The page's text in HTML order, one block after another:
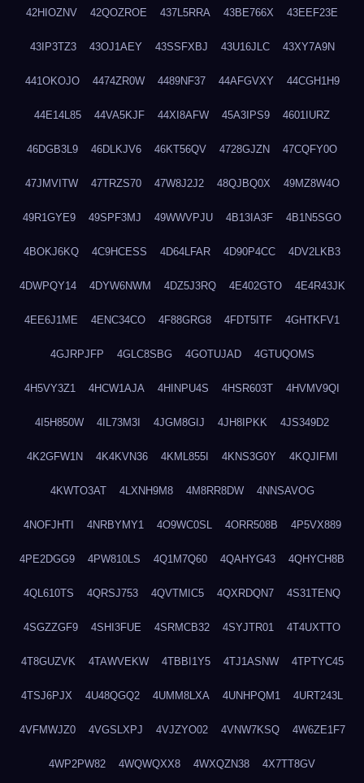
42HIOZNV 42QOZROE 437L5RRA 43BE766X 43EEF23E
43IP3TZ3 43OJ1AEY 43SSFXBJ 43U16JLC 43XY7A9N
441OKOJO 4474ZR0W 4489NF37 44AFGVXY 44CGH1H9
44E14L85 44VA5KJF 44XI8AFW 45A3IPS9 4601IURZ
46DGB3L9 46DLKJV6 46KT56QV 4728GJZN 47CQFY0O
47JMVITW 47TRZS70 47W8J2J2 48QJBQ0X 49MZ8W4O
49R1GYE9 49SPF3MJ 49WWVPJU 4B13IA3F 4B1N5SGO
4BOKJ6KQ 4C9HCESS 4D64LFAR 4D90P4CC 4DV2LKB3
4DWPQY14 4DYW6NWM 4DZ5J3RQ 4E402GTO 4E4R43JK
4EE6J1ME 4ENC34CO 4F88GRG8 4FDT5ITF 4GHTKFV1
4GJRPJFP 4GLC8SBG 4GOTUJAD 4GTUQOMS
4H5VY3Z1 4HCW1AJA 4HINPU4S 4HSR603T 4HVMV9QI
4I5H850W 4IL73M3I 4JGM8GIJ 4JH8IPKK 4JS349D2
4K2GFW1N 4K4KVN36 4KML855I 4KNS3G0Y 4KQJIFMI
4KWTO3AT 4LXNH9M8 4M8RR8DW 4NNSAVOG
4NOFJHTI 4NRBYMY1 4O9WC0SL 4ORR508B 4P5VX889
4PE2DGG9 4PW810LS 4Q1M7Q60 4QAHYG43 4QHYCH8B
4QL610TS 4QRSJ753 4QVTMIC5 4QXRDQN7 4S31TENQ
4SGZZGF9 4SHI3FUE 4SRMCB32 4SYJTR01 4T4UXTTO
4T8GUZVK 4TAWVEKW 4TBBI1Y5 4TJ1ASNW 4TPTYC45
4TSJ6PJX 4U48QGQ2 4UMM8LXA 4UNHPQM1 4URT243L
4VFMWJZ0 4VGSLXPJ 4VJZYO02 4VNW7KSQ 4W6ZE1F7
4WP2PW82 4WQWQXX8 4WXQZN38 4X7TT8GV